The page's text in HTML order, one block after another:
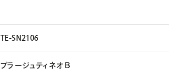
TE-SN2106
プラージュティネオＢ